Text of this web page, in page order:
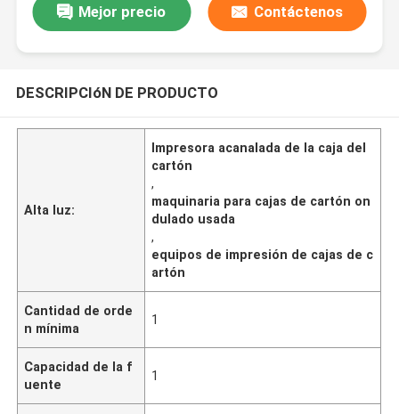
Mejor precio Contáctenos
DESCRIPCIóN DE PRODUCTO
Alta luz:
Impresora acanalada de la caja del
cartón
,
maquinaria para cajas de cartón on
dulado usada
,
equipos de impresión de cajas de c
artón
Cantidad de orde
n mínima
1
Capacidad de la f
uente
1